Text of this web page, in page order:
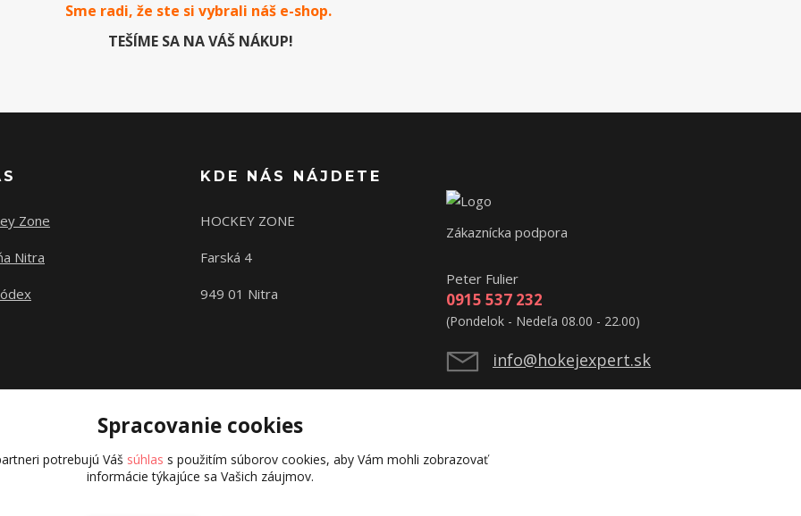
Sme radi, že ste si vybrali náš e-shop.
TEŠÍME SA NA VÁŠ NÁKUP!
Zone
Nitra
KDE NÁS NÁJDETE
HOCKEY ZONE
Farská 4
949 01 Nitra
Zákaznícka podpora
Peter Fulier
0915 537 232
(Pondelok - Nedeľa 08.00 - 22.00)
info@hokejexpert.sk
Spracovanie cookies
potrebujú Váš súhlas s použitím súborov cookies, aby Vám mohli zobrazovať
informácie týkajúce sa Vašich záujmov.